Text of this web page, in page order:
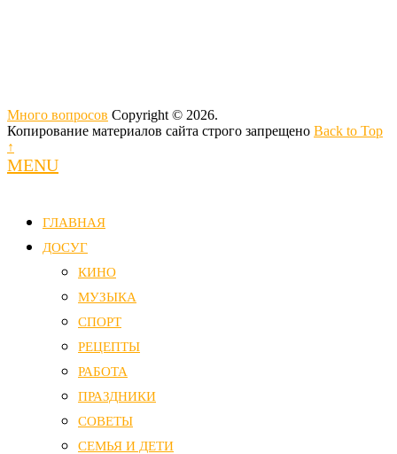
Много вопросов Copyright © 2026.
Копирование материалов сайта строго запрещено Back to Top
↑
MENU
ГЛАВНАЯ
ДОСУГ
КИНО
МУЗЫКА
СПОРТ
РЕЦЕПТЫ
РАБОТА
ПРАЗДНИКИ
СОВЕТЫ
СЕМЬЯ И ДЕТИ